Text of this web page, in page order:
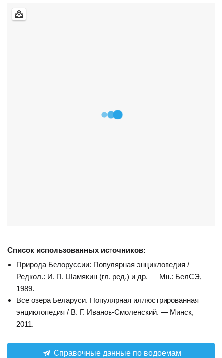
Список использованных источников:
Природа Белоруссии: Популярная энциклопедия /
Редкол.: И. П. Шамякин (гл. ред.) и др. — Мн.: БелСЭ,
1989.
Все озера Беларуси. Популярная иллюстрированная
энциклопедия / В. Г. Иванов-Смоленский. — Минск,
2011.
Справочные данные по водоемам